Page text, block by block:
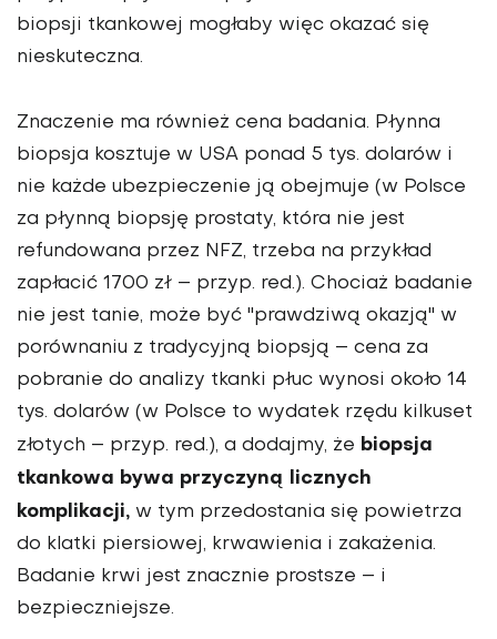
biopsji tkankowej mogłaby więc okazać się
nieskuteczna.
Znaczenie ma również cena badania. Płynna
biopsja kosztuje w USA ponad 5 tys. dolarów i
nie każde ubezpieczenie ją obejmuje (w Polsce
za płynną biopsję prostaty, która nie jest
refundowana przez NFZ, trzeba na przykład
zapłacić 1700 zł – przyp. red.). Chociaż badanie
nie jest tanie, może być "prawdziwą okazją" w
porównaniu z tradycyjną biopsją – cena za
pobranie do analizy tkanki płuc wynosi około 14
tys. dolarów (w Polsce to wydatek rzędu kilkuset
złotych – przyp. red.), a dodajmy, że biopsja
tkankowa bywa przyczyną licznych
komplikacji, w tym przedostania się powietrza
do klatki piersiowej, krwawienia i zakażenia.
Badanie krwi jest znacznie prostsze – i
bezpieczniejsze.